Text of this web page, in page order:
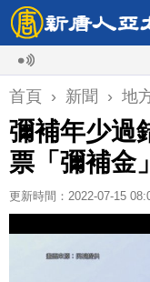
首頁 › 新聞 › 地
彌補年少過
票「彌補金」
更新時間：2022-07-15